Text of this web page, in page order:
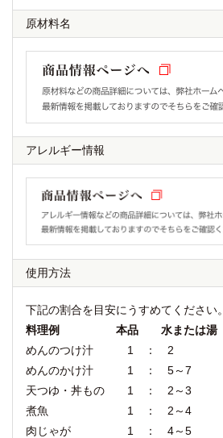
原材料名
アレルギー情報
使用方法
下記の割合を目安にうすめてください。
料理例 本品 水または湯
めんのつけ汁 1 ： 2
めんのかけ汁 1 ： 5～7
天つゆ・丼もの 1 ： 2～3
煮魚 1 ： 2～4
肉じゃが 1 ： 4～5